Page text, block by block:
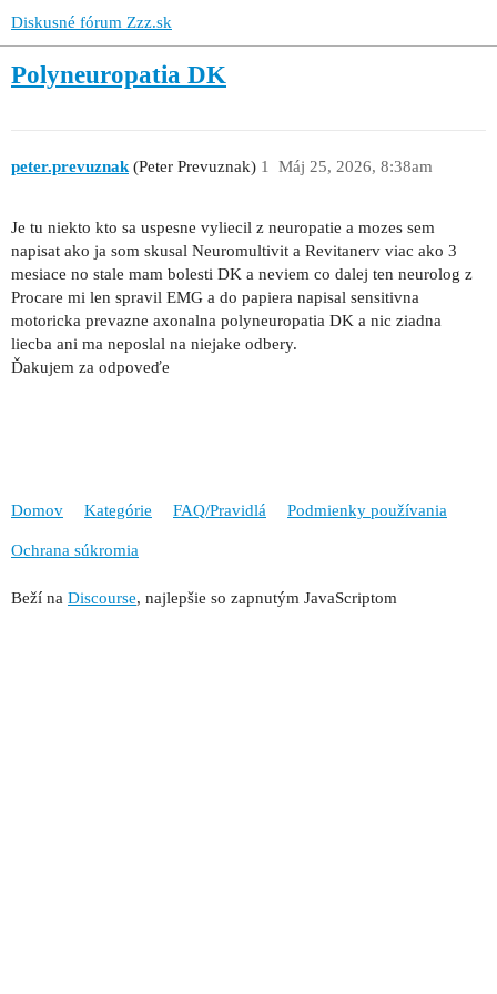
Diskusné fórum Zzz.sk
Polyneuropatia DK
peter.prevuznak(Peter Prevuznak) Máj 25, 2026, 8:38am
1
Je tu niekto kto sa uspesne vyliecil z neuropatie a mozes sem
napisat ako ja som skusal Neuromultivit a Revitanerv viac ako 3
mesiace no stale mam bolesti DK a neviem co dalej ten neurolog z
Procare mi len spravil EMG a do papiera napisal sensitivna
motoricka prevazne axonalna polyneuropatia DK a nic ziadna
liecba ani ma neposlal na niejake odbery.
Ďakujem za odpoveďe
Domov Kategórie FAQ/Pravidlá Podmienky používania
Ochrana súkromia
Beží na Discourse, najlepšie so zapnutým JavaScriptom